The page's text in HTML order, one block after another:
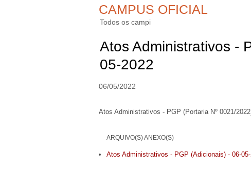
CAMPUS OFICIAL
Todos os campi
Atos Administrativos -
05-2022
06/05/2022
Atos Administrativos - PGP (Portaria Nº 0021/
ARQUIVO(S) ANEXO(S)
Atos Administrativos - PGP (Adicionais) - 06-